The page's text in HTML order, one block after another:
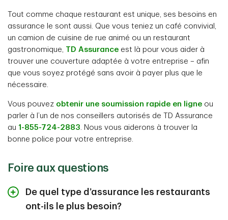
Tout comme chaque restaurant est unique, ses besoins en
assurance le sont aussi. Que vous teniez un café convivial,
un camion de cuisine de rue animé ou un restaurant
gastronomique, TD Assurance est là pour vous aider à
trouver une couverture adaptée à votre entreprise – afin
que vous soyez protégé sans avoir à payer plus que le
nécessaire.
Vous pouvez obtenir une soumission rapide en ligne ou
parler à l’un de nos conseillers autorisés de TD Assurance
au 1-855-724-2883. Nous vous aiderons à trouver la
bonne police pour votre entreprise.
Foire aux questions
De quel type d’assurance les restaurants
ont-ils le plus besoin?